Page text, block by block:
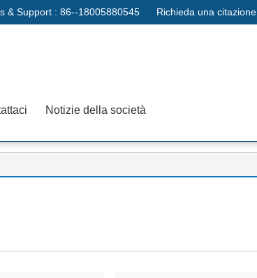
& Support : 86--18005880545 Richieda una citazione
Notizie della società